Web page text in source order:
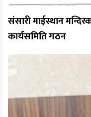
संसारी माईस्थान
कार्यसमिति गठन